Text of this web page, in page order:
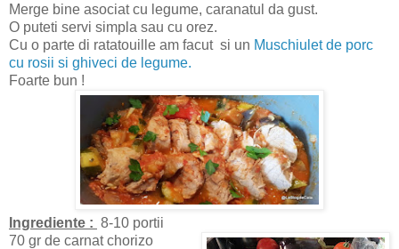
Merge bine asociat cu legume, caranatul da gust.
O puteti servi simpla sau cu orez.
Cu o parte di ratatouille am facut si un Muschiulet de porc
cu rosii si ghiveci de legume.
Foarte bun !
Ingrediente : 8-10 portii
70 gr de carnat chorizo